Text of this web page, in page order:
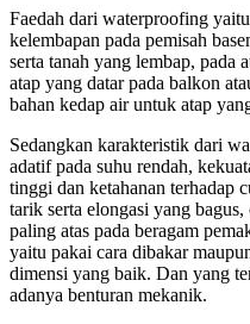
Faedah dari waterproofing
kelembapan pada pemisah
serta tanah yang lembap, pada
atap yang datar pada balkon
bahan kedap air untuk atap
Sedangkan karakteristik dari
adatif pada suhu rendah,
tinggi dan ketahanan terhadap
tarik serta elongasi yang
paling atas pada beragam
yaitu pakai cara dibakar
dimensi yang baik. Dan yang
adanya benturan mekanik.